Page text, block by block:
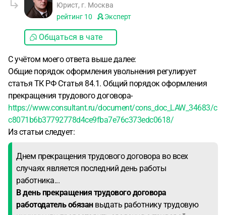
Юрист, г. Москва
рейтинг 10 Эксперт
Общаться в чате
С учётом моего ответа выше далее:
Общие порядок оформления увольнения регулирует
статья ТК РФ Статья 84.1. Общий порядок оформления
прекращения трудового договора-
https://www.consultant.ru/document/cons_doc_LAW_34683/c
c8071b6b37792778d4ce9fba7e76c373edc0618/
Из статьи следует:
Днем прекращения трудового договора во всех
случаях является последний день работы
работника...
В день прекращения трудового договора
работодатель обязанвыдать работнику трудовую